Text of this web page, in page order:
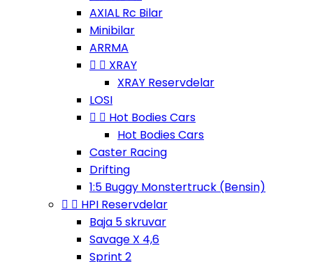
AXIAL Rc Bilar
Minibilar
ARRMA
  XRAY
XRAY Reservdelar
LOSI
  Hot Bodies Cars
Hot Bodies Cars
Caster Racing
Drifting
1:5 Buggy Monstertruck (Bensin)
  HPI Reservdelar
Baja 5 skruvar
Savage X 4,6
Sprint 2